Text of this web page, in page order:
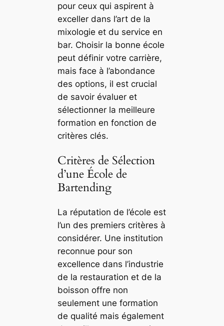
pour ceux qui aspirent à
exceller dans l’art de la
mixologie et du service en
bar. Choisir la bonne école
peut définir votre carrière,
mais face à l’abondance
des options, il est crucial
de savoir évaluer et
sélectionner la meilleure
formation en fonction de
critères clés.
Critères de Sélection
d’une École de
Bartending
La réputation de l’école est
l’un des premiers critères à
considérer. Une institution
reconnue pour son
excellence dans l’industrie
de la restauration et de la
boisson offre non
seulement une formation
de qualité mais également